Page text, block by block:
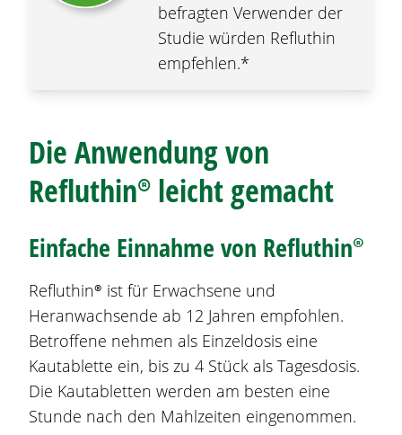
befragten Verwender der
Studie würden Refluthin
empfehlen.*
Die Anwendung von
Refluthin®leicht gemacht
Einfache Einnahme von Refluthin®
Refluthin® ist für Erwachsene und
Heranwachsende ab 12 Jahren empfohlen.
Betroffene nehmen als Einzeldosis eine
Kautablette ein, bis zu 4 Stück als Tagesdosis.
Die Kautabletten werden am besten eine
Stunde nach den Mahlzeiten eingenommen.